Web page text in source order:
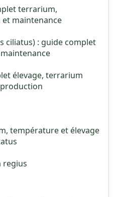
terrarium,
maintenance
ciliatus) : guide complet
élevage, terrarium
température et élevage
regius